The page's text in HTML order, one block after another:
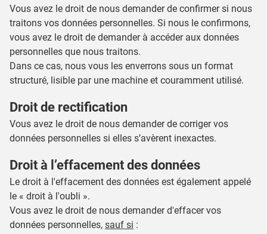
Vous avez le droit de nous demander de confirmer si nous
traitons vos données personnelles. Si nous le confirmons,
vous avez le droit de demander à accéder aux données
personnelles que nous traitons.
Dans ce cas, nous vous les enverrons sous un format
structuré, lisible par une machine et couramment utilisé.
Droit de rectification
Vous avez le droit de nous demander de corriger vos
données personnelles si elles s’avèrent inexactes.
Droit à l’effacement des données
Le droit à l'effacement des données est également appelé
le « droit à l'oubli ».
Vous avez le droit de nous demander d'effacer vos
données personnelles, sauf si :